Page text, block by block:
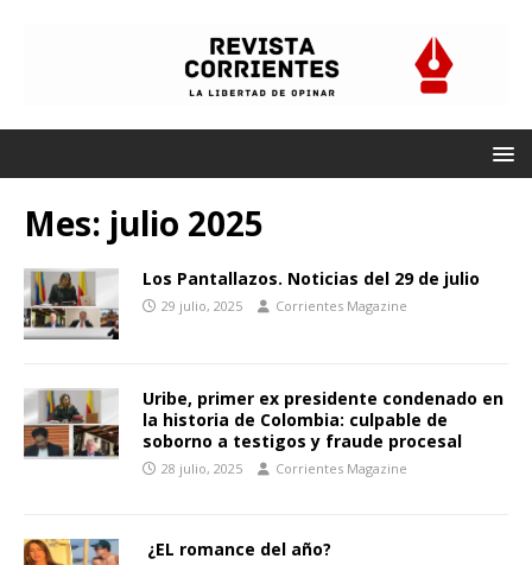
Mes: julio 2025
Los Pantallazos. Noticias del 29 de julio
29 julio, 2025 Corrientes Magazine
Uribe, primer ex presidente condenado en
la historia de Colombia: culpable de
soborno a testigos y fraude procesal
28 julio, 2025 Corrientes Magazine
¿EL romance del año?